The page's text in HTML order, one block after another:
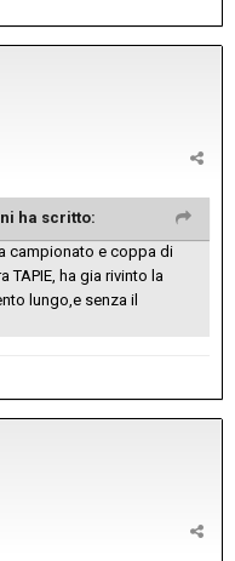
ha scritto:
campionato e coppa di
TAPIE, ha gia rivinto la
lungo,e senza il